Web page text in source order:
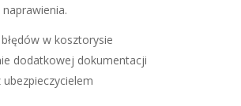
w kosztorysie
dodatkowej dokumentacji